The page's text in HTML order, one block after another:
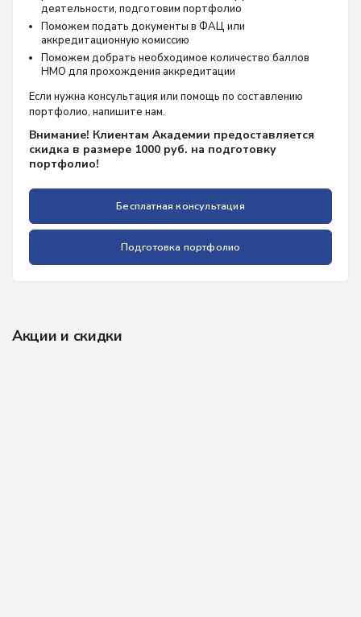
деятельности, подготовим портфолио
Поможем подать документы в ФАЦ или
аккредитационную комиссию
Поможем добрать необходимое количество баллов
НМО для прохождения аккредитации
Если нужна консультация или помощь по составлению
портфолио, напишите нам.
Внимание! Клиентам Академии предоставляется
скидка в размере 1000 руб. на подготовку
портфолио!
Бесплатная консультация
Подготовка портфолио
Акции и скидки